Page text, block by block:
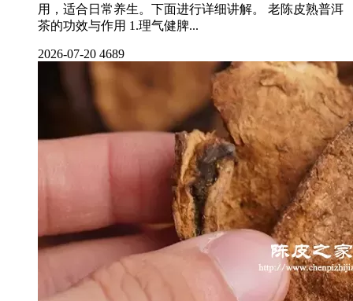
用，适合日常养生。下面进行详细讲解。 老陈皮熟普洱
茶的功效与作用 1.理气健脾...
2026-07-20 4689